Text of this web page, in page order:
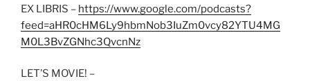
EX LIBRIS – https://www.google.com/podcasts?
feed=aHR0cHM6Ly9hbmNob3IuZm0vcy82YTU4MG
M0L3BvZGNhc3QvcnNz
LET’S MOVIE! –